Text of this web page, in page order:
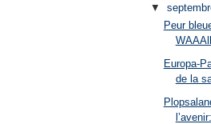
▼
Peur
Europa-
de la